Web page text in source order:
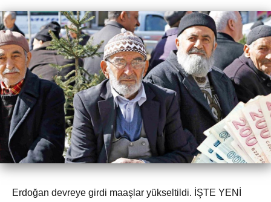
Erdoğan devreye girdi maaşlar yükseltildi. İŞTE YENİ